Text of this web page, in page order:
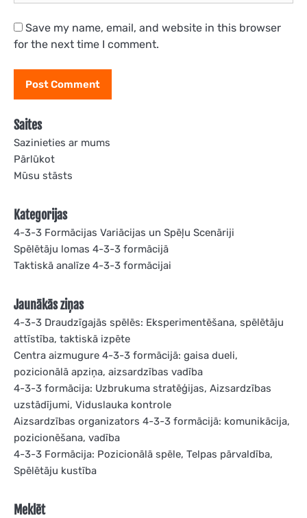
Save my name, email, and website in this browser
for the next time I comment.
Saites
Sazinieties ar mums
Pārlūkot
Mūsu stāsts
Kategorijas
4-3-3 Formācijas Variācijas un Spēļu Scenāriji
Spēlētāju lomas 4-3-3 formācijā
Taktiskā analīze 4-3-3 formācijai
Jaunākās ziņas
4-3-3 Draudzīgajās spēlēs: Eksperimentēšana, spēlētāju
attīstība, taktiskā izpēte
Centra aizmugure 4-3-3 formācijā: gaisa dueli,
pozicionālā apziņa, aizsardzības vadība
4-3-3 formācija: Uzbrukuma stratēģijas, Aizsardzības
uzstādījumi, Viduslauka kontrole
Aizsardzības organizators 4-3-3 formācijā: komunikācija,
pozicionēšana, vadība
4-3-3 Formācija: Pozicionālā spēle, Telpas pārvaldība,
Spēlētāju kustība
Meklēt